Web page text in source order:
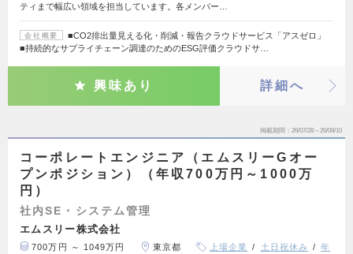
ティまで幅広い領域を担当しています。各メンバー…
会社概要
■CO2排出量見える化・削減・報告クラウドサービス「アスゼロ」
■持続的なサプライチェーン調達のためのESG評価クラウドサ…
興味あり 詳細へ
掲載期間 26/07/28～26/08/10
コーポレートエンジニア（エムスリーGオー
プンポジション）（年収700万円～1000万
円）
社内SE・システム管理
エムスリー株式会社
700万円 ～ 1049万円 東京都 上場企業 土日祝休み
年